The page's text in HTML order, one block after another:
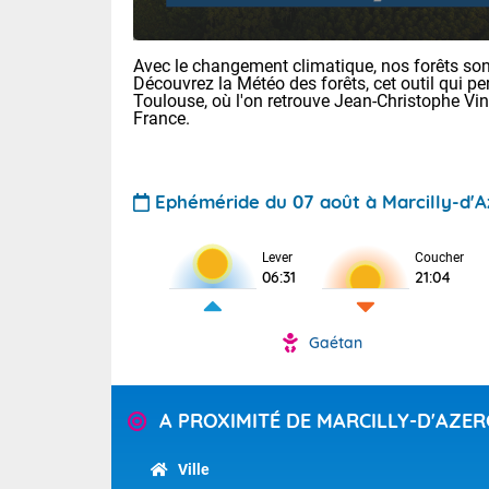
Avec le changement climatique, nos forêts
Découvrez la Météo des forêts, cet outil qui
Toulouse, où l'on retrouve Jean-Christophe
France.
Ephéméride du 07 août à Marcilly-
Lever
06:31
Coucher
21:04
Gaétan
A PROXIMITÉ DE MARCILLY-
Ville
31 Lyon :
: 32 Nancy :
32 Lille : 28
En matinée,
Le soleil